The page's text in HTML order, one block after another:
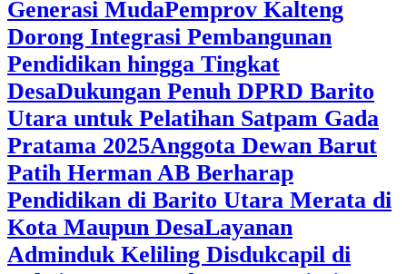
Generasi Muda‎Pemprov Kalteng
Dorong Integrasi Pembangunan
Pendidikan hingga Tingkat
DesaDukungan Penuh DPRD Barito
Utara untuk Pelatihan Satpam Gada
Pratama 2025Anggota Dewan Barut
Patih Herman AB Berharap
Pendidikan di Barito Utara Merata di
Kota Maupun DesaLayanan
Adminduk Keliling Disdukcapil di